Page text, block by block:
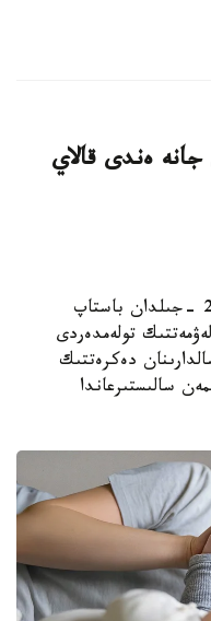
جانە ەندى قالاي
استانا. قازاقپارات - قازاقستاندا 2026 -جىلدان باستاپ
تولەمدەردى
دەكرەتتىك
سالىستىرعاندا